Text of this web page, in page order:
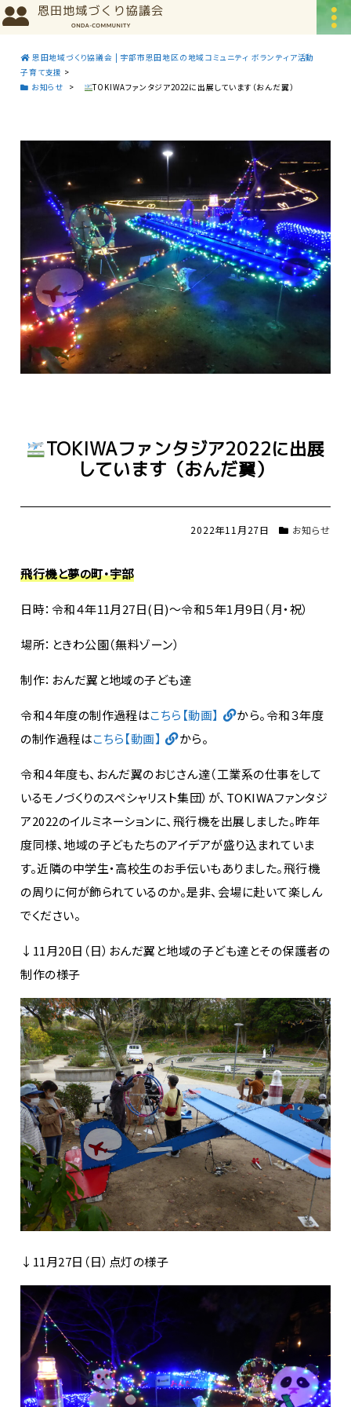
恩田地域づくり協議会 | 宇部市恩田地区の地域コミュニティ ボランティア活動
子育て支援 >
お知らせ
> TOKIWAファンタジア2022に出展しています（おんだ翼）
TOKIWAファンタジア2022に出展
しています（おんだ翼）
2022年11月27日 お知らせ
飛行機と夢の町・宇部
日時：令和４年11月27日(日)～令和５年1月9日（月・祝）
場所：ときわ公園（無料ゾーン）
制作：おんだ翼と地域の子ども達
令和４年度の制作過程はこちら【動画】
から。令和３年度
の制作過程はこちら【動画】 から。
令和４年度も、 おんだ翼のおじさん達（工業系の仕事をして
いるモノづくりのスペシャリスト集団） が、TOKIWAファンタジ
ア2022のイルミネーションに、飛行機を出展しました。昨年
度同様、地域の子どもたちのアイデアが盛り込まれていま
す。近隣の中学生・高校生のお手伝いもありました。飛行機
の周りに何が飾られているのか。是非、会場に赴いて楽しん
でください。
↓11月20日（日）おんだ翼と地域の子ども達とその保護者の
制作の様子
↓11月27日（日）点灯の様子